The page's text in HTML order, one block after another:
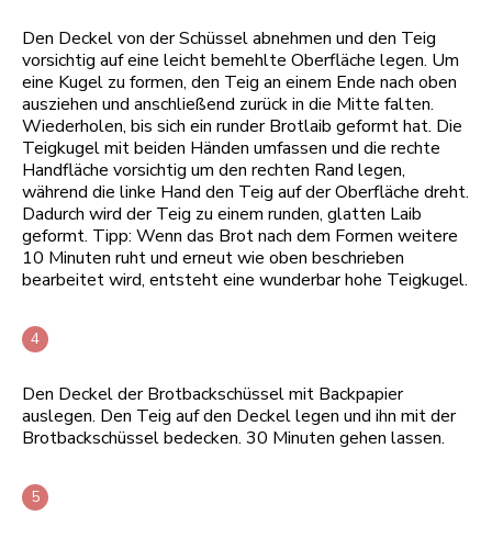
Den Deckel von der Schüssel abnehmen und den Teig
vorsichtig auf eine leicht bemehlte Oberfläche legen. Um
eine Kugel zu formen, den Teig an einem Ende nach oben
ausziehen und anschließend zurück in die Mitte falten.
Wiederholen, bis sich ein runder Brotlaib geformt hat. Die
Teigkugel mit beiden Händen umfassen und die rechte
Handfläche vorsichtig um den rechten Rand legen,
während die linke Hand den Teig auf der Oberfläche dreht.
Dadurch wird der Teig zu einem runden, glatten Laib
geformt. Tipp: Wenn das Brot nach dem Formen weitere
10 Minuten ruht und erneut wie oben beschrieben
bearbeitet wird, entsteht eine wunderbar hohe Teigkugel.
Den Deckel der Brotbackschüssel mit Backpapier
auslegen. Den Teig auf den Deckel legen und ihn mit der
Brotbackschüssel bedecken. 30 Minuten gehen lassen.